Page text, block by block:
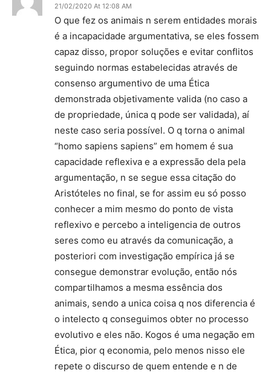
21/02/2020 At 12:08 AM
O que fez os animais n serem entidades morais
é a incapacidade argumentativa, se eles fossem
capaz disso, propor soluções e evitar conflitos
seguindo normas estabelecidas através de
consenso argumentivo de uma Ética
demonstrada objetivamente valida (no caso a
de propriedade, única q pode ser validada), aí
neste caso seria possível. O q torna o animal
“homo sapiens sapiens” em homem é sua
capacidade reflexiva e a expressão dela pela
argumentação, n se segue essa citação do
Aristóteles no final, se for assim eu só posso
conhecer a mim mesmo do ponto de vista
reflexivo e percebo a inteligencia de outros
seres como eu através da comunicação, a
posteriori com investigação empírica já se
consegue demonstrar evolução, então nós
compartilhamos a mesma essência dos
animais, sendo a unica coisa q nos diferencia é
o intelecto q conseguimos obter no processo
evolutivo e eles não. Kogos é uma negação em
Ética, pior q economia, pelo menos nisso ele
repete o discurso de quem entende e n de